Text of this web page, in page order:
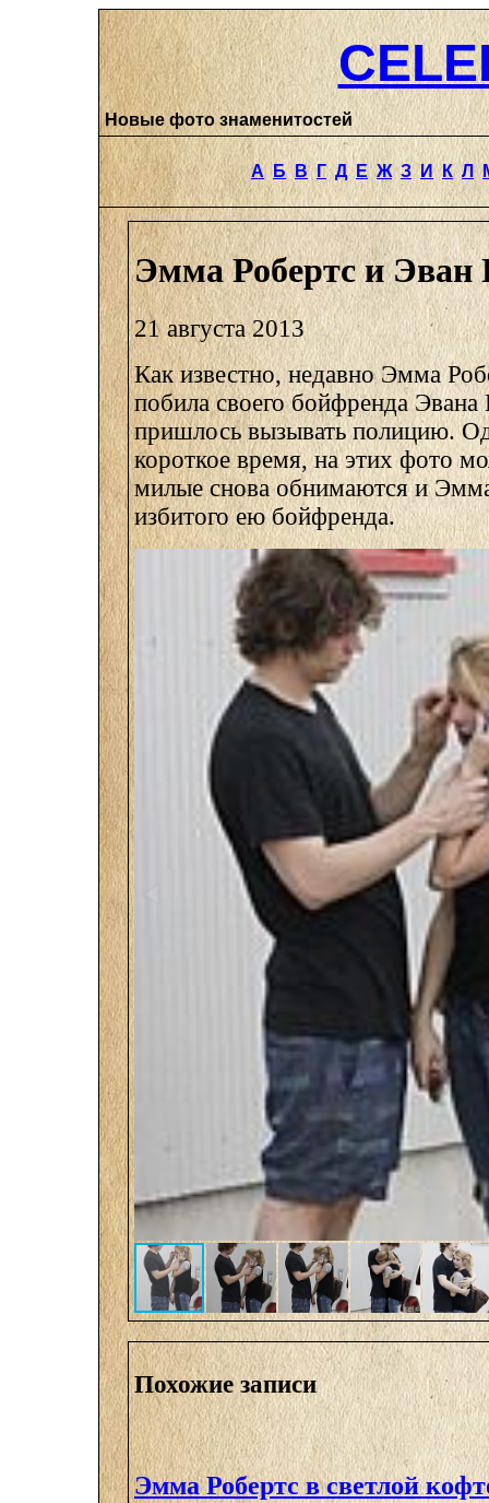
Новые фото знаменитостей
А Б В Г Д Е Ж З И К Л
Эмма Робертс и Эван
21 августа 2013
Как известно, недавно Эмма
побила своего бойфренда Эвана
пришлось вызывать полицию.
короткое время, на этих фото
милые снова обнимаются и
избитого ею бойфренда.
Похожие записи
Эмма Робертс в светлой